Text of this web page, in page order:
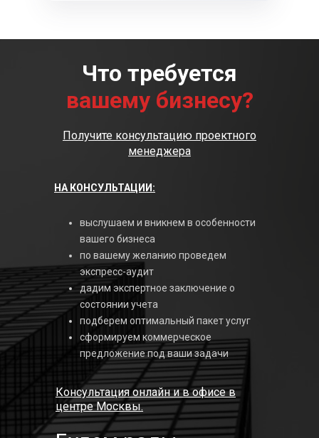
Консультация онлайн и в офисе в
центре Москвы.
Получите консультацию проектного
менеджера
Что требуется
вашему бизнесу?
выслушаем и вникнем в особенности
вашего бизнеса
по вашему желанию проведем
экспресс-аудит
дадим экспертное заключение о
состоянии учета
подберем оптимальный пакет услуг
сформируем коммерческое
предложение под ваши задачи
НА КОНСУЛЬТАЦИИ: